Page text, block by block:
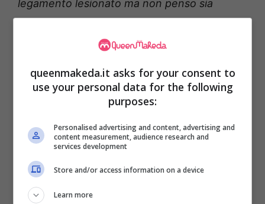
legamento lesionato ma non penso sia
grave.Nei messaggi dicono di sostituirmi,
ma io non voglio esserlo”.
Anastasia Kuzmina ce la fa
Ma quindi Anastasia Kuzmina sarà al fianco
di Francesco Paolantoni
puntata diBallando con le stelle in onda
sabato prossimo su Rai 1?
queenmakeda.it asks for your consent to
use your personal data for the following
purposes:
Personalised advertising and content, advertising and
content measurement, audience research and
services development
Store and/or access information on a device
Learn more